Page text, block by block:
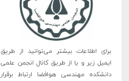
برای اطلاعات بیشتر می‌توانید از طریق
ایمیل زیر و یا از طریق کانال انجمن علمی
دانشکده مهندسی هوافضا ارتباط برقرار